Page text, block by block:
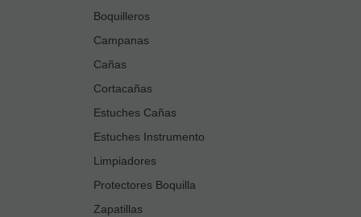
Boquilleros
Campanas
Cañas
Cortacañas
Estuches Cañas
Estuches Instrumento
Limpiadores
Protectores Boquilla
Zapatillas